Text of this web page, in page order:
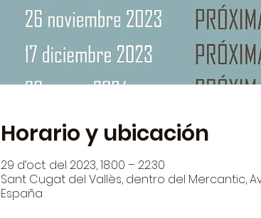
Horario y ubicación
29 d’oct. del 2023, 18:00 – 22:30
Sant Cugat del Vallès, dentro del Mercantic,
España